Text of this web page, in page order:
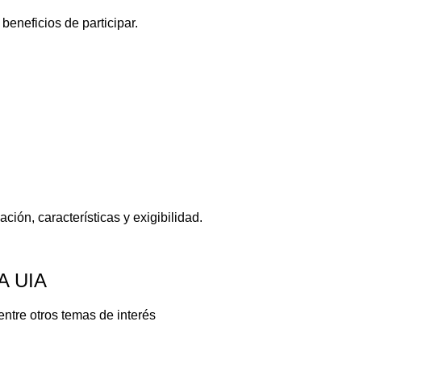
de participar.
características y exigibilidad.
UIA
otros temas de interés